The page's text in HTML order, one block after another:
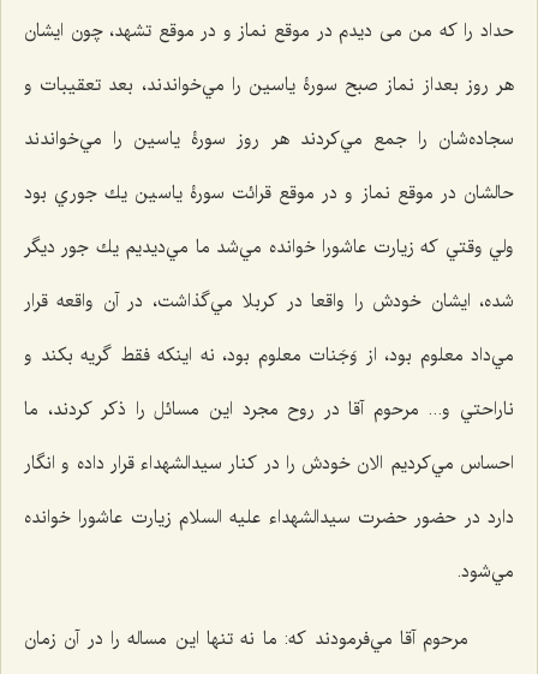
حداد را كه من می دیدم در موقع نماز و در موقع تشهد، چون ايشان
هر روز بعداز نماز صبح سورۀ ياسين را مي‌خواندند، بعد تعقيبات و
سجاده‌شان را جمع مي‌كردند هر روز سورۀ ياسين را مي‌خواندند
حالشان در موقع نماز و در موقع قرائت سورۀ ياسين يك جوري بود
ولي وقتي كه زيارت عاشورا خوانده مي‌شد ما مي‌ديديم يك جور ديگر
شده، ايشان خودش را واقعا در كربلا مي‌گذاشت، در آن واقعه قرار
مي‌داد معلوم بود، از وَجَنات معلوم بود، نه اينكه فقط گريه بكند و
ناراحتي و... مرحوم آقا در روح مجرد اين مسائل را ذكر كردند، ما
احساس مي‌كرديم الان خودش را در كنار سيدالشهداء قرار داده و انگار
دارد در حضور حضرت سیدالشهداء علیه السلام زيارت عاشورا خوانده
مي‌شود.
مرحوم آقا مي‌فرمودند كه: ما نه ‌تنها اين مساله را در آن زمان